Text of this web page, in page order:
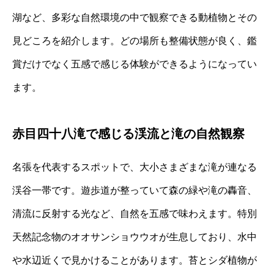
湖など、多彩な⾃然環境の中で観察できる動植物とその
見どころを紹介します。どの場所も整備状態が良く、鑑
賞だけでなく五感で感じる体験ができるようになってい
ます。
赤目四十八滝で感じる渓流と滝の自然観察
名張を代表するスポットで、大小さまざまな滝が連なる
渓谷一帯です。遊歩道が整っていて森の緑や滝の轟音、
清流に反射する光など、自然を五感で味わえます。特別
天然記念物のオオサンショウウオが生息しており、水中
や水辺近くで見かけることがあります。苔とシダ植物が